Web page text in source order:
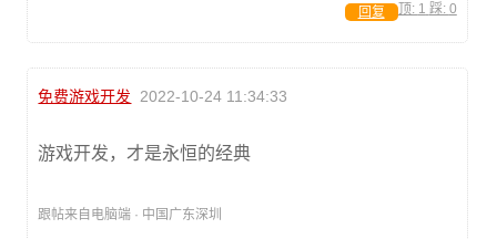
顶: 1 踩: 0
回复
免费游戏开发 2022-10-24 11:34:33
游戏开发，才是永恒的经典
跟帖来自电脑端 · 中国广东深圳